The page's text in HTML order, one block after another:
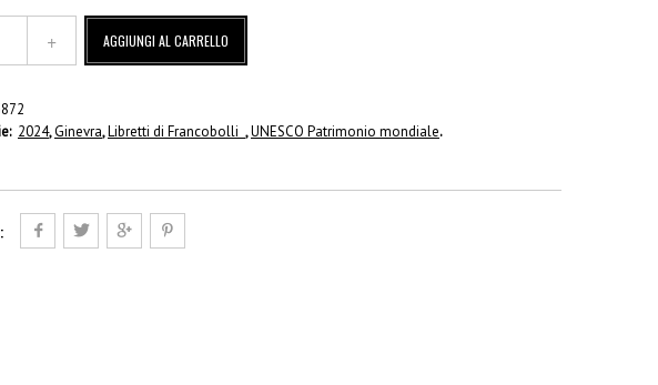
AGGIUNGI AL CARRELLO
2024,Ginevra,Libretti di Francobolli ,UNESCO Patrimonio mondiale.